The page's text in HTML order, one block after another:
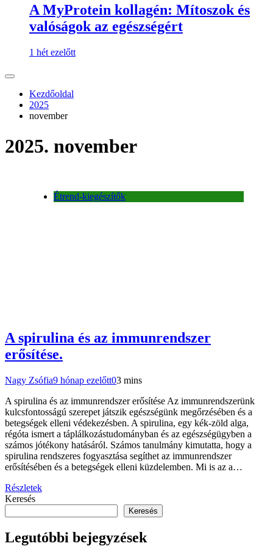
A MyProtein kollagén: Mítoszok és
valóságok az egészségért
1 hét ezelőtt
Kezdőoldal
2025
november
2025. november
Étrend-kiegészítők
A spirulina és az immunrendszer
erősítése.
Nagy Zsófia9 hónap ezelőtt03 mins
A spirulina és az immunrendszer erősítése Az immunrendszerünk
kulcsfontosságú szerepet játszik egészségünk megőrzésében és a
betegségek elleni védekezésben. A spirulina, egy kék-zöld alga,
régóta ismert a táplálkozástudományban és az egészségügyben a
számos jótékony hatásáról. Számos tanulmány kimutatta, hogy a
spirulina rendszeres fogyasztása segíthet az immunrendszer
erősítésében és a betegségek elleni küzdelemben. Mi is az a…
Részletek
Keresés
Keresés
Legutóbbi bejegyzések